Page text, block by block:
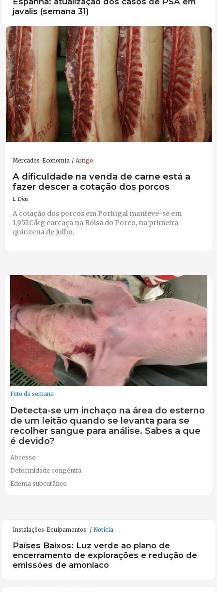
javalis (semana 31)
Mercados-Economia Artigo
A dificuldade na venda de carne está a
fazer descer a cotação dos porcos
L. Dias
A cotação dos porcos em Portugal manteve-se em
1,952€/kg carcaça na Bolsa do Porco, na primeira
quinzena de Julho.
Foto da semana
Detecta-se um inchaço na área do esterno
de um leitão quando se levanta para se
recolher sangue para análise. Sabes a que
é devido?
Abcesso
Deformidade congénita
Edema subcutâneo
Instalações-Equipamentos Notícia
Países Baixos: Luz verde ao plano de
encerramento de explorações e redução de
emissões de amoníaco